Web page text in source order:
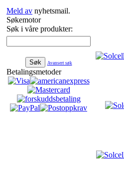
Meld av nyhetsmail.
Søkemotor
Søk i våre produkter:
Avansert søk
Betalingsmetoder